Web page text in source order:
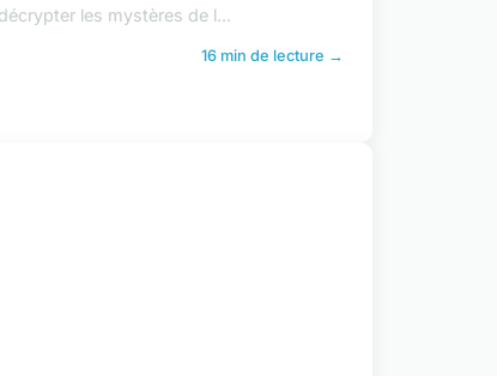
les mystères de l...
16 min de lecture →